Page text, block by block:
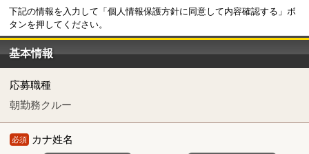
下記の情報を入力して「個人情報保護方針に同意して内容確認する」ボ
タンを押してください。
基本情報
応募職種
朝勤務クルー
必須 カナ姓名